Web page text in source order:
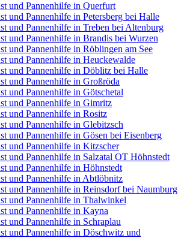
und Pannenhilfe in Querfurt
und Pannenhilfe in Petersberg bei Halle
und Pannenhilfe in Treben bei Altenburg
und Pannenhilfe in Brandis bei Wurzen
und Pannenhilfe in Röblingen am See
und Pannenhilfe in Heuckewalde
und Pannenhilfe in Döblitz bei Halle
und Pannenhilfe in Großröda
und Pannenhilfe in Götschetal
und Pannenhilfe in Gimritz
und Pannenhilfe in Rositz
und Pannenhilfe in Glebitzsch
und Pannenhilfe in Gösen bei Eisenberg
und Pannenhilfe in Kitzscher
und Pannenhilfe in Salzatal OT Höhnstedt
und Pannenhilfe in Höhnstedt
und Pannenhilfe in Abtlöbnitz
und Pannenhilfe in Reinsdorf bei Naumburg
und Pannenhilfe in Thalwinkel
und Pannenhilfe in Kayna
und Pannenhilfe in Schraplau
und Pannenhilfe in Döschwitz und